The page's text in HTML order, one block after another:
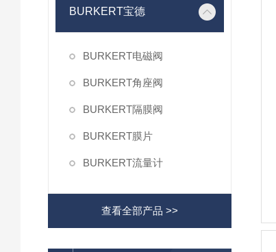
BURKERT宝德
BURKERT电磁阀
BURKERT角座阀
BURKERT隔膜阀
BURKERT膜片
BURKERT流量计
查看全部产品 >>